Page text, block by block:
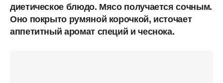
диетическое блюдо. Мясо получается сочным.
Оно покрыто румяной корочкой, источает
аппетитный аромат специй и чеснока.